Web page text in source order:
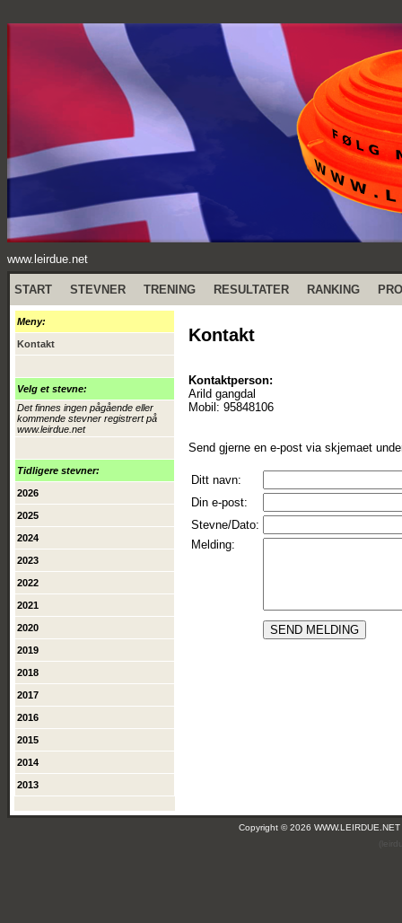
www.leirdue.net
START STEVNER TRENING RESULTATER RANKING
Meny:
Kontakt
Velg et stevne:
Det finnes ingen pågående eller
kommende stevner registrert på
www.leirdue.net
Tidligere stevner:
2026
2025
2024
2023
2022
2021
2020
2019
2018
2017
2016
2015
2014
2013
Kontakt
Kontaktperson:
Arild gangdal
Mobil: 95848106
Send gjerne en e-post via skjemaet
Ditt navn:
Din e-post:
Stevne/Dato:
Melding:
Copyright © 2026